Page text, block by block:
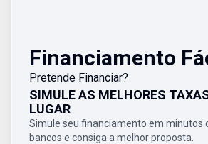
Financiamento
Pretende Financiar?
SIMULE AS MELHORES
LUGAR
Simule seu financiamento em minutos
bancos e consiga a melhor proposta.